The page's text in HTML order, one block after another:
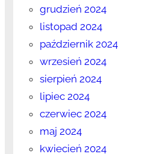
grudzień 2024
listopad 2024
październik 2024
wrzesień 2024
sierpień 2024
lipiec 2024
czerwiec 2024
maj 2024
kwiecień 2024